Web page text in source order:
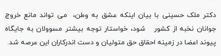
دکتر ملک حسینی با بیان اینکه عشق به وطن، می تواند مانع خروج
جوانان نخبه از کشور شود، خواستار توجه بیشتر مسوولان به جایگاه
پیوند اعضا در زمینه احقاق حق متولیان و دست اندرکاران این عرصه شد.